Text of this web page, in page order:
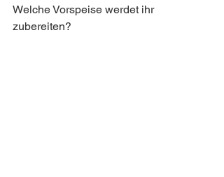
Welche Vorspeise werdet ihr
zubereiten?